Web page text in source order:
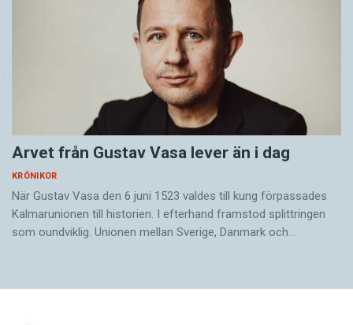
Arvet från Gustav Vasa lever än i dag
KRÖNIKOR
När Gustav Vasa den 6 juni 1523 ­valdes till kung förpassades
Kalmar­unionen till historien. I efterhand framstod splittringen
som ound­viklig. ­Unionen ­mellan Sverige, Danmark och…